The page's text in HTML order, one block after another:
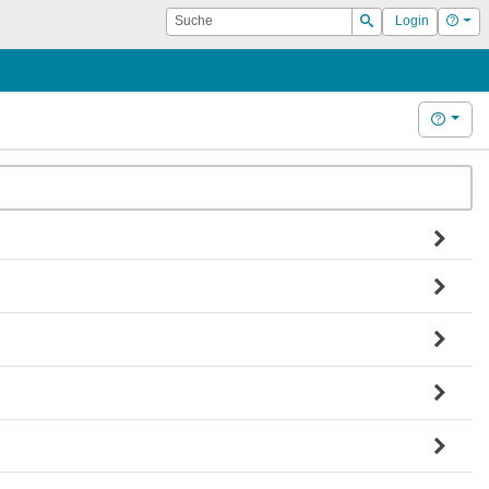
Suche
Suchen
Login Hilfe
Hilfe